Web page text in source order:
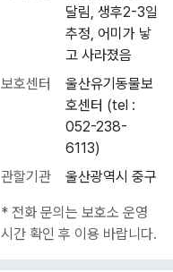
달림, 생후2-3일
추정, 어미가 낳
고 사라졌음
보호센터
울산유기동물보
호센터 (tel :
052-238-
6113)
관할기관
울산광역시 중구
* 전화 문의는 보호소 운영
시간 확인 후 이용 바랍니다.